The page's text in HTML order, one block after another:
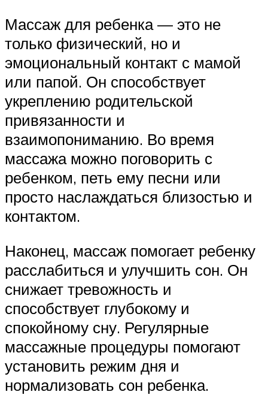
Массаж для ребенка — это не
только физический, но и
эмоциональный контакт с мамой
или папой. Он способствует
укреплению родительской
привязанности и
взаимопониманию. Во время
массажа можно поговорить с
ребенком, петь ему песни или
просто наслаждаться близостью и
контактом.
Наконец, массаж помогает ребенку
расслабиться и улучшить сон. Он
снижает тревожность и
способствует глубокому и
спокойному сну. Регулярные
массажные процедуры помогают
установить режим дня и
нормализовать сон ребенка.